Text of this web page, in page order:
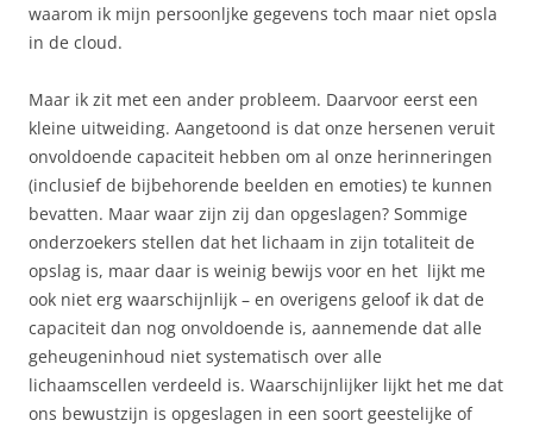
waarom ik mijn persoonljke gegevens toch maar niet opsla
in de cloud.
Maar ik zit met een ander probleem. Daarvoor eerst een
kleine uitweiding. Aangetoond is dat onze hersenen veruit
onvoldoende capaciteit hebben om al onze herinneringen
(inclusief de bijbehorende beelden en emoties) te kunnen
bevatten. Maar waar zijn zij dan opgeslagen? Sommige
onderzoekers stellen dat het lichaam in zijn totaliteit de
opslag is, maar daar is weinig bewijs voor en het lijkt me
ook niet erg waarschijnlijk – en overigens geloof ik dat de
capaciteit dan nog onvoldoende is, aannemende dat alle
geheugeninhoud niet systematisch over alle
lichaamscellen verdeeld is. Waarschijnlijker lijkt het me dat
ons bewustzijn is opgeslagen in een soort geestelijke of